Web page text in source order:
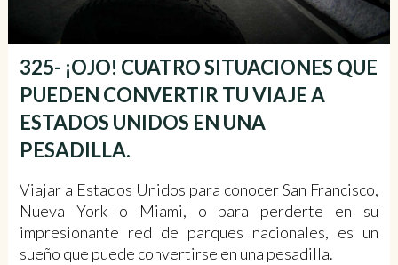
325- ¡OJO! CUATRO SITUACIONES QUE
PUEDEN CONVERTIR TU VIAJE A
ESTADOS UNIDOS EN UNA
PESADILLA.
Viajar a Estados Unidos para conocer San Francisco,
Nueva York o Miami, o para perderte en su
impresionante red de parques nacionales, es un
sueño que puede convertirse en una pesadilla.